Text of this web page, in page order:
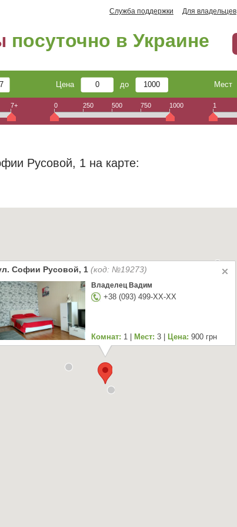
Служба поддержки Для владельцев
посуточно в Украине
Цена до Мест
7+ 0 250 500 750 1000 1
Русовой, 1 на карте:
Софии Русовой, 1 (код: №19273)
Владелец Вадим
+38 (093) 499-XX-XX
Комнат: 1 | Мест: 3 | Цена: 900 грн